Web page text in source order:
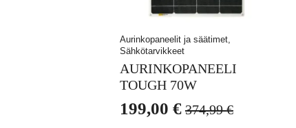
Aurinkopaneelit ja säätimet,
Sähkötarvikkeet
AURINKOPANEELI
TOUGH 70W
374,99€
Alkuperäinen
199,00 €
Nykyinen